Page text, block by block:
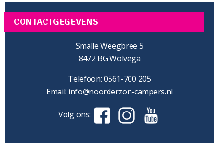
CONTACTGEGEVENS
Smalle Weegbree 5
8472 BG Wolvega
Telefoon: 0561-700 205
Email: info@noorderzon-campers.nl
Volg ons: